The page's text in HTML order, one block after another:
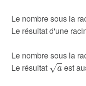
Le nombre sous la
Le résultat d'une
Le nombre sous la
Le résultat
a
est